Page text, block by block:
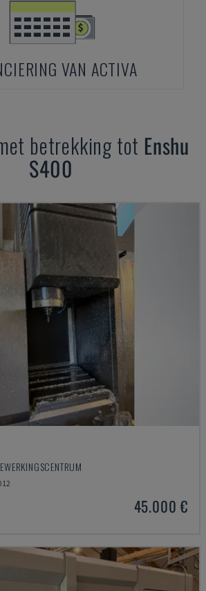
VAN ACTIVA
betrekking tot Enshu
S400
45.000 €